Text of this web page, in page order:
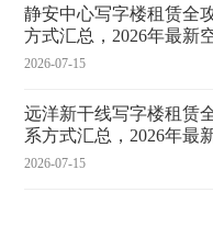
静安中心写字楼租赁全
方式汇总，2026年最新
2026-07-15
远洋新干线写字楼租赁
系方式汇总，2026年最
2026-07-15